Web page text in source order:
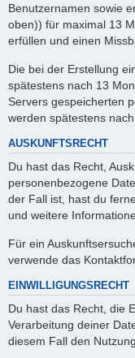
Benutzernamen sowie
oben)) für maximal 13
erfüllen und einen
Die bei der Erstellung
spätestens nach 13
Servers gespeicherten
werden spätestens
AUSKUNFTSRECHT
Du hast das Recht,
personenbezogene
der Fall ist, hast du
und weitere
Für ein
verwende das
EINWILLIGUNGSRECHT
Du hast das Recht, die
Verarbeitung deiner
diesem Fall den